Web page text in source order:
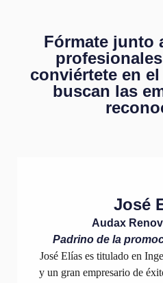
Fórmate junto
profesionales
conviértete en el
buscan las e
recono
José
Audax
Padrino de la
José Elías es titulado en
y un gran empresario de